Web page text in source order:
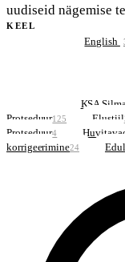
uudiseid nägemise
KEEL
English
KSA
Protseduur125 Elustiil
Protseduur4
korrigeerimine24